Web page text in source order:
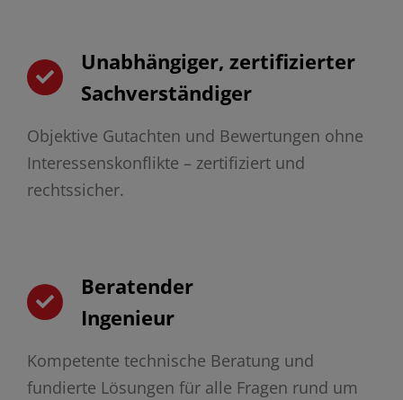
Unabhängiger, zertifizierter
Sachverständiger
Objektive Gutachten und Bewertungen ohne
Interessenskonflikte – zertifiziert und
rechtssicher.
Beratender
Ingenieur
Kompetente technische Beratung und
fundierte Lösungen für alle Fragen rund um